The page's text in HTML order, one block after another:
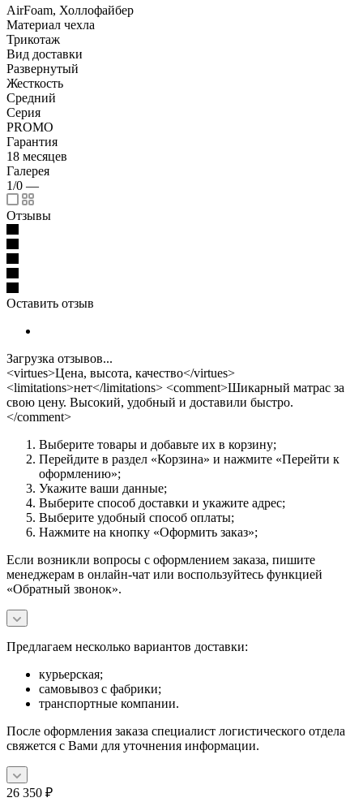
AirFoam, Холлофайбер
Материал чехла
Трикотаж
Вид доставки
Развернутый
Жесткость
Средний
Серия
PROMO
Гарантия
18 месяцев
Галерея
1/0 —
Отзывы
Оставить отзыв
Загрузка отзывов...
<virtues>Цена, высота, качество</virtues>
<limitations>нет</limitations> <comment>Шикарный матрас за
свою цену. Высокий, удобный и доставили быстро.
</comment>
Выберите товары и добавьте их в корзину;
Перейдите в раздел «Корзина» и нажмите «Перейти к
оформлению»;
Укажите ваши данные;
Выберите способ доставки и укажите адрес;
Выберите удобный способ оплаты;
Нажмите на кнопку «Оформить заказ»;
Если возникли вопросы с оформлением заказа, пишите
менеджерам в онлайн-чат или воспользуйтесь функцией
«Обратный звонок».
Предлагаем несколько вариантов доставки:
курьерская;
самовывоз с фабрики;
транспортные компании.
После оформления заказа специалист логистического отдела
свяжется с Вами для уточнения информации.
26 350 ₽